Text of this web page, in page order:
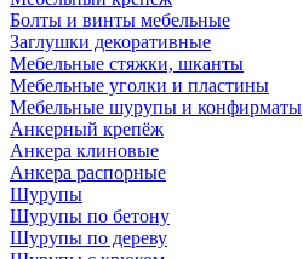
Болты и винты мебельные
Заглушки декоративные
Мебельные стяжки, шканты
Мебельные уголки и пластины
Мебельные шурупы и конфирматы
Анкерный крепёж
Анкера клиновые
Анкера распорные
Шурупы
Шурупы по бетону
Шурупы по дереву